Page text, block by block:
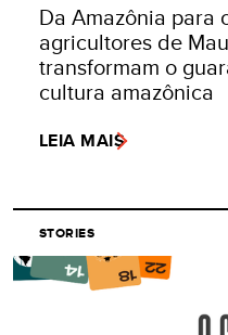
Da Amazônia para
agricultores de
transformam o
cultura amazônica
LEIA MAIS
STORIES